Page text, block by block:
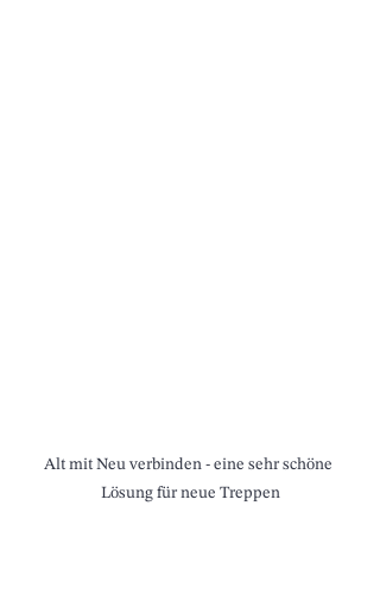
Alt mit Neu verbinden - eine sehr schöne
Lösung für neue Treppen